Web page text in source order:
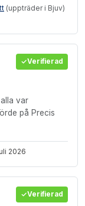
(uppträder i Bjuv)
Verifierad
var
på Precis
2026
Verifierad